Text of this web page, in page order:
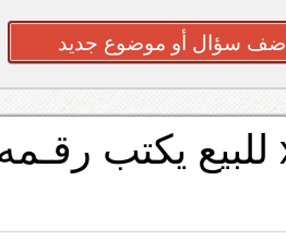
أضف سؤال أو موضوع جديد